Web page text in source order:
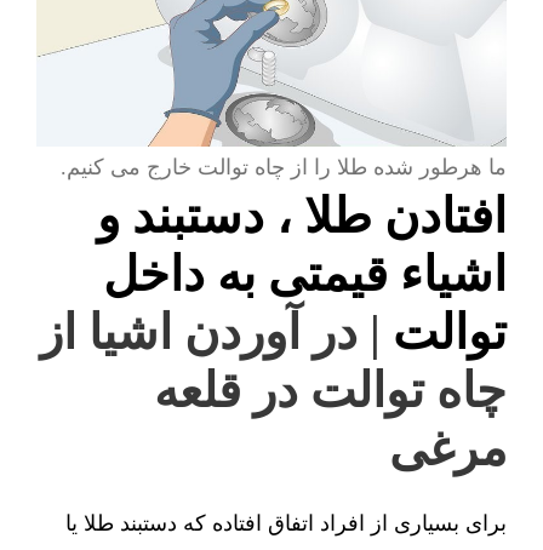
ما هرطور شده طلا را از چاه توالت خارج می کنیم.
افتادن طلا ، دستبند و
اشیاء قیمتی به داخل
توالت | در آوردن اشیا از
چاه توالت در قلعه
مرغی
برای بسیاری از افراد اتفاق افتاده که دستبند طلا یا